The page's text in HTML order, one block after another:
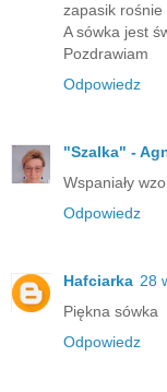
zapasik rośnie
A sówka jest
Pozdrawiam
Odpowiedz
"Szalka" -
Wspaniały
Odpowiedz
Hafciarka 28
Piękna sówka
Odpowiedz